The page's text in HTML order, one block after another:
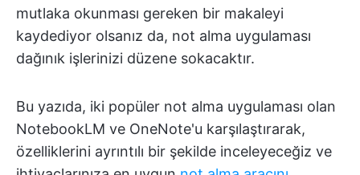
mutlaka okunması gereken bir makaleyi
kaydediyor olsanız da, not alma uygulaması
dağınık işlerinizi düzene sokacaktır.
Bu yazıda, iki popüler not alma uygulaması olan
NotebookLM ve OneNote'u karşılaştırarak,
özelliklerini ayrıntılı bir şekilde inceleyeceğiz ve